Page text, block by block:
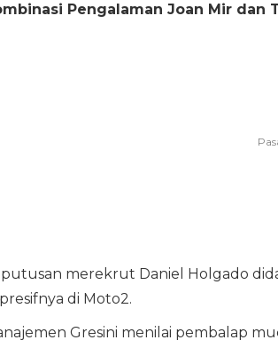
Pengalaman Joan Mir dan
merekrut Daniel Holgado
di Moto2.
Gresini menilai pembalap